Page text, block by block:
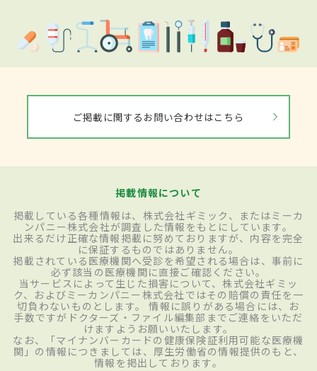
ご掲載に関するお問い合わせはこちら
掲載情報について
掲載している各種情報は、株式会社ギミック、またはミーカ
ンパニー株式会社が調査した情報をもとにしています。
出来るだけ正確な情報掲載に努めておりますが、内容を完全
に保証するものではありません。
掲載されている医療機関へ受診を希望される場合は、事前に
必ず該当の医療機関に直接ご確認ください。
当サービスによって生じた損害について、株式会社ギミッ
ク、およびミーカンパニー株式会社ではその賠償の責任を一
切負わないものとします。 情報に誤りがある場合には、お
手数ですがドクターズ・ファイル編集部までご連絡をいただ
けますようお願いいたします。
なお、「マイナンバーカードの健康保険証利用可能な医療機
関」の情報につきましては、厚生労働省の情報提供のもと、
情報を掲出しております。